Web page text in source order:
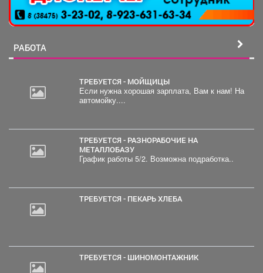
РАБОТА
ТРЕБУЕТСЯ - МОЙЩИЦЫ
Если нужна хорошая зарплата, Вам к нам! На
автомойку....
ТРЕБУЕТСЯ - РАЗНОРАБОЧИЕ НА
МЕТАЛЛОБАЗУ
График работы 5/2. Возможна подработка..
ТРЕБУЕТСЯ - ПЕКАРЬ ХЛЕБА
ТРЕБУЕТСЯ - ШИНОМОНТАЖНИК